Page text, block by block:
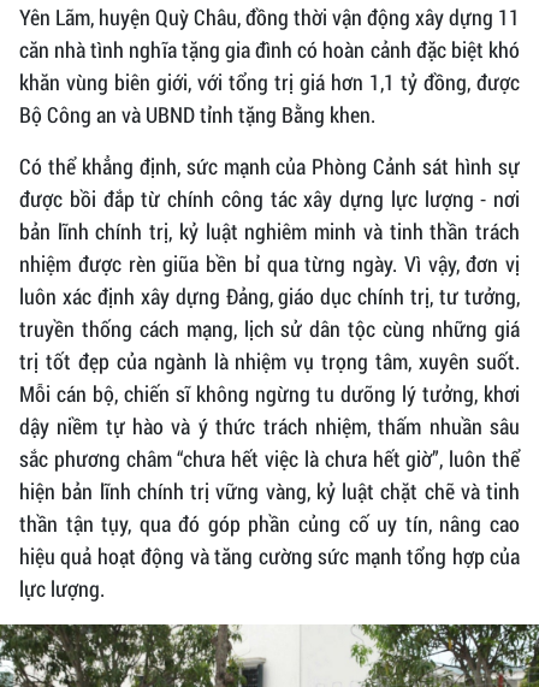
Yên Lãm, huyện Quỳ Châu, đồng thời vận động xây dựng 11
căn nhà tình nghĩa tặng gia đình có hoàn cảnh đặc biệt khó
khăn vùng biên giới, với tổng trị giá hơn 1,1 tỷ đồng, được
Bộ Công an và UBND tỉnh tặng Bằng khen.
Có thể khẳng định, sức mạnh của Phòng Cảnh sát hình sự
được bồi đắp từ chính công tác xây dựng lực lượng - nơi
bản lĩnh chính trị, kỷ luật nghiêm minh và tinh thần trách
nhiệm được rèn giũa bền bỉ qua từng ngày. Vì vậy, đơn vị
luôn xác định xây dựng Đảng, giáo dục chính trị, tư tưởng,
truyền thống cách mạng, lịch sử dân tộc cùng những giá
trị tốt đẹp của ngành là nhiệm vụ trọng tâm, xuyên suốt.
Mỗi cán bộ, chiến sĩ không ngừng tu dưỡng lý tưởng, khơi
dậy niềm tự hào và ý thức trách nhiệm, thấm nhuần sâu
sắc phương châm “chưa hết việc là chưa hết giờ”, luôn thể
hiện bản lĩnh chính trị vững vàng, kỷ luật chặt chẽ và tinh
thần tận tụy, qua đó góp phần củng cố uy tín, nâng cao
hiệu quả hoạt động và tăng cường sức mạnh tổng hợp của
lực lượng.